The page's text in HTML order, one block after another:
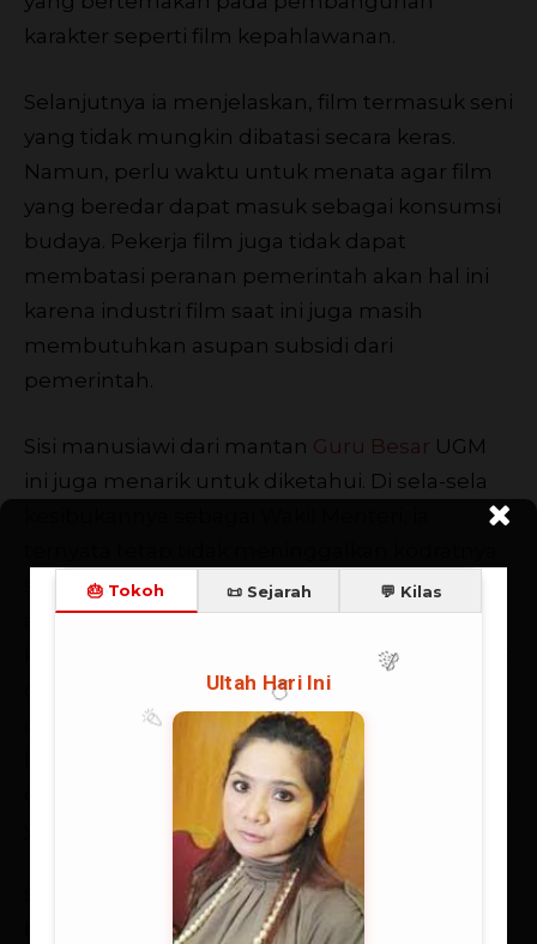
karakter seperti film kepahlawanan.
Selanjutnya ia menjelaskan, film termasuk seni
yang tidak mungkin dibatasi secara keras.
Namun, perlu waktu untuk menata agar film
yang beredar dapat masuk sebagai konsumsi
budaya. Pekerja film juga tidak dapat
membatasi peranan pemerintah akan hal ini
karena industri film saat ini juga masih
membutuhkan asupan subsidi dari
pemerintah.
Sisi manusiawi dari mantan Guru Besar UGM
ini juga menarik untuk diketahui. Di sela-sela
sebagai seorang ibu. Ia tetap mengutamakan
anak, seperti rutin berkomunikasi di setiap
kesempatan, menanamkan perilaku baik sejak
dini dan berlibur bersama. Untuk komunikasi
dengan putranya, biasanya ia melakukannya
lewat ponsel. Sekadar untuk bertanya, mulai
dari sudah makan atau belum, sampai apa saja
yang dilakukan di sekolah dan di rumah.
Saat liburan, Wiendu juga sangat senang
berlibur bersama anaknya ke berbagai tempat